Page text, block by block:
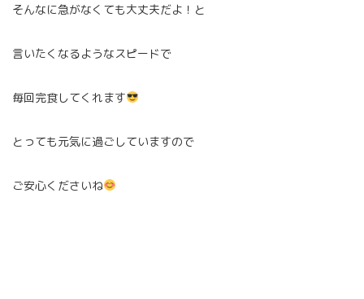
そんなに急がなくても大丈夫だよ！と
言いたくなるようなスピードで
毎回完食してくれます
とっても元気に過ごしていますので
ご安心くださいね